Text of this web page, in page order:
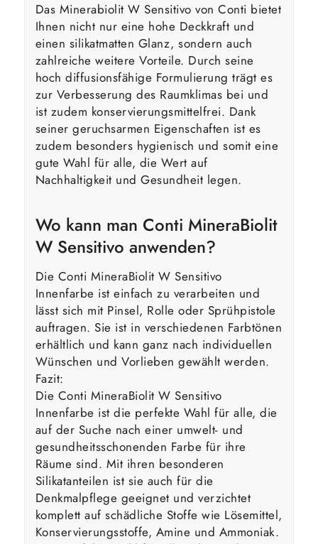
Das Minerabiolit W Sensitivo von Conti bietet
Ihnen nicht nur eine hohe Deckkraft und
einen silikatmatten Glanz, sondern auch
zahlreiche weitere Vorteile. Durch seine
hoch diffusionsfähige Formulierung trägt es
zur Verbesserung des Raumklimas bei und
ist zudem konservierungsmittelfrei. Dank
seiner geruchsarmen Eigenschaften ist es
zudem besonders hygienisch und somit eine
gute Wahl für alle, die Wert auf
Nachhaltigkeit und Gesundheit legen.
Wo kann man Conti MineraBiolit
W Sensitivo anwenden?
Die Conti MineraBiolit W Sensitivo
Innenfarbe ist einfach zu verarbeiten und
lässt sich mit Pinsel, Rolle oder Sprühpistole
auftragen. Sie ist in verschiedenen Farbtönen
erhältlich und kann ganz nach individuellen
Wünschen und Vorlieben gewählt werden.
Fazit:
Die Conti MineraBiolit W Sensitivo
Innenfarbe ist die perfekte Wahl für alle, die
auf der Suche nach einer umwelt- und
gesundheitsschonenden Farbe für ihre
Räume sind. Mit ihren besonderen
Silikatanteilen ist sie auch für die
Denkmalpflege geeignet und verzichtet
komplett auf schädliche Stoffe wie Lösemittel,
Konservierungsstoffe, Amine und Ammoniak.